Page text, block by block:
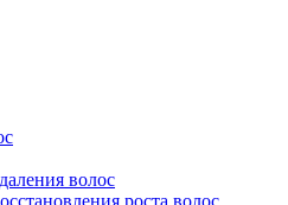
волос
роста волос